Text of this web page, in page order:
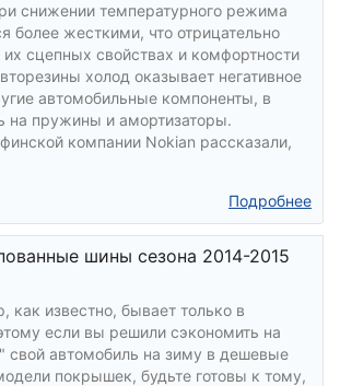
снижении температурного режима
более жесткими, что отрицательно
сцепных свойствах и комфортности
холод оказывает негативное
автомобильные компоненты, в
на пружины и амортизаторы.
компании Nokian рассказали,
Подробнее
шины сезона 2014-2015
как известно, бывает только в
если вы решили сэкономить на
свой автомобиль на зиму в дешевые
покрышек, будьте готовы к тому,